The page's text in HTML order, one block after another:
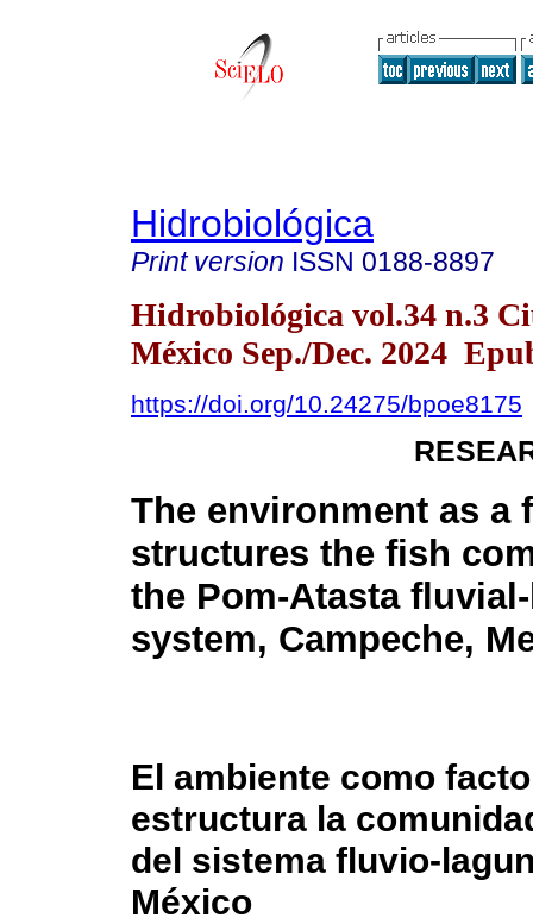
Hidrobiológica
Print version ISSN 0188-8897
Hidrobiológica vol.34 n.3
México Sep./Dec. 2024
https://doi.org/10.24275/bpoe8175
The environment as a
structures the fish
the Pom-Atasta
system, Campeche,
El ambiente como
estructura la
del sistema fluvio-
México